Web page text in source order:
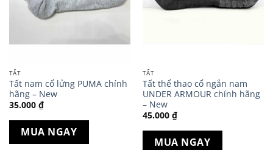
TẤT
Tất nam cổ lửng PUMA chính
hãng – New
35.000 ₫
MUA NGAY
TẤT
Tất thể thao cổ ngắn nam
UNDER ARMOUR chính hãng
– New
45.000 ₫
MUA NGAY